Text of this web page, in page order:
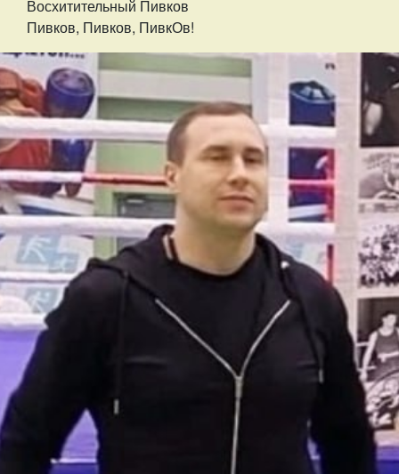
Восхитительный Пивков
Пивков, Пивков, ПивкОв!